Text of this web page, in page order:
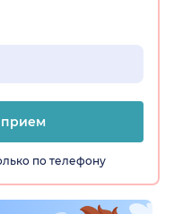
прием
по телефону